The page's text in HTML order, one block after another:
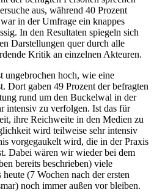
aus, während 40 Prozent
in der Umfrage ein knappes
In den Resultaten spiegeln sich
Darstellungen quer durch alle
Kritik an einzelnen Akteuren.
ungebrochen hoch, wie eine
Dort gaben 49 Prozent der befragten
rund um den Buckelwal in der
intensiv zu verfolgen. Ist das für
ihre Reichweite in den Medien zu
wird teilweise sehr intensiv
vorgegaukelt wird, die in der Praxis
Dabei wären wir wieder bei dem
bereits beschrieben) viele
(7 Wochen nach der ersten
noch immer außen vor bleiben.